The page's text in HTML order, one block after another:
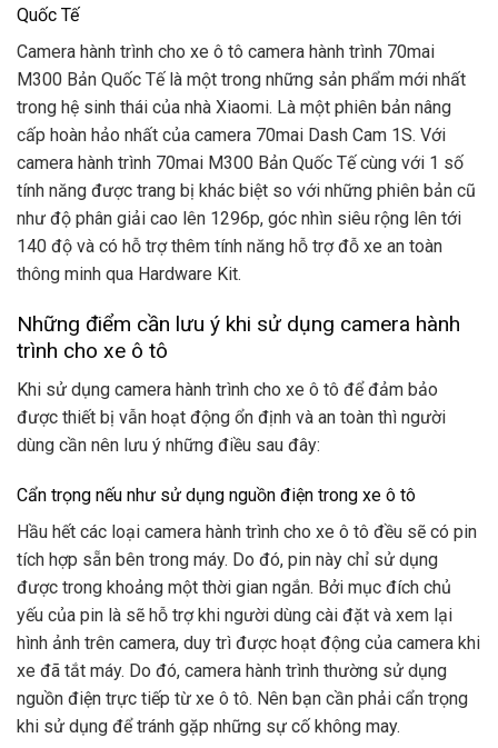
Quốc Tế
Camera hành trình cho xe ô tô camera hành trình 70mai
M300 Bản Quốc Tế là một trong những sản phẩm mới nhất
trong hệ sinh thái của nhà Xiaomi. Là một phiên bản nâng
cấp hoàn hảo nhất của camera 70mai Dash Cam 1S. Với
camera hành trình 70mai M300 Bản Quốc Tế cùng với 1 số
tính năng được trang bị khác biệt so với những phiên bản cũ
như độ phân giải cao lên 1296p, góc nhìn siêu rộng lên tới
140 độ và có hỗ trợ thêm tính năng hỗ trợ đỗ xe an toàn
thông minh qua Hardware Kit.
Những điểm cần lưu ý khi sử dụng camera hành
trình cho xe ô tô
Khi sử dụng camera hành trình cho xe ô tô để đảm bảo
được thiết bị vẫn hoạt động ổn định và an toàn thì người
dùng cần nên lưu ý những điều sau đây:
Cẩn trọng nếu như sử dụng nguồn điện trong xe ô tô
Hầu hết các loại camera hành trình cho xe ô tô đều sẽ có pin
tích hợp sẵn bên trong máy. Do đó, pin này chỉ sử dụng
được trong khoảng một thời gian ngắn. Bởi mục đích chủ
yếu của pin là sẽ hỗ trợ khi người dùng cài đặt và xem lại
hình ảnh trên camera, duy trì được hoạt động của camera khi
xe đã tắt máy. Do đó, camera hành trình thường sử dụng
nguồn điện trực tiếp từ xe ô tô. Nên bạn cần phải cẩn trọng
khi sử dụng để tránh gặp những sự cố không may.